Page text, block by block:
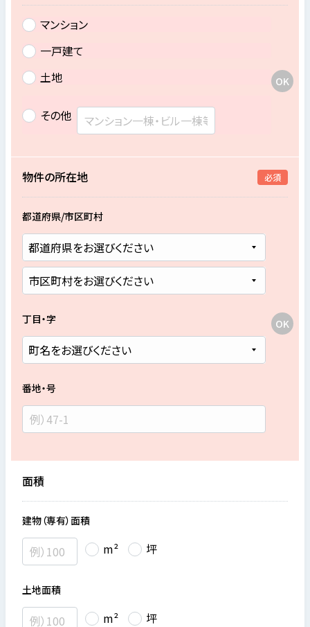
マンション
一戸建て
土地
その他
物件の所在地 必須
都道府県/市区町村
丁目・字
番地・号
面積
建物（専有）面積
m² 坪
土地面積
m²
坪